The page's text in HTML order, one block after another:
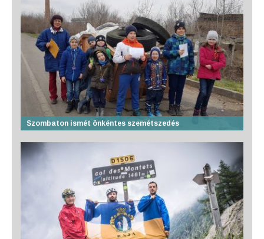
Szombaton ismét önkéntes szemétszedés